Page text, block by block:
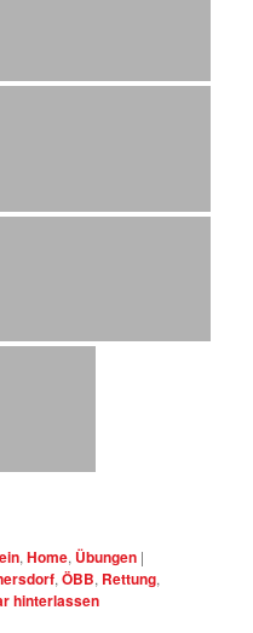
,Home, Übungen |
,ÖBB, Rettung,
hinterlassen